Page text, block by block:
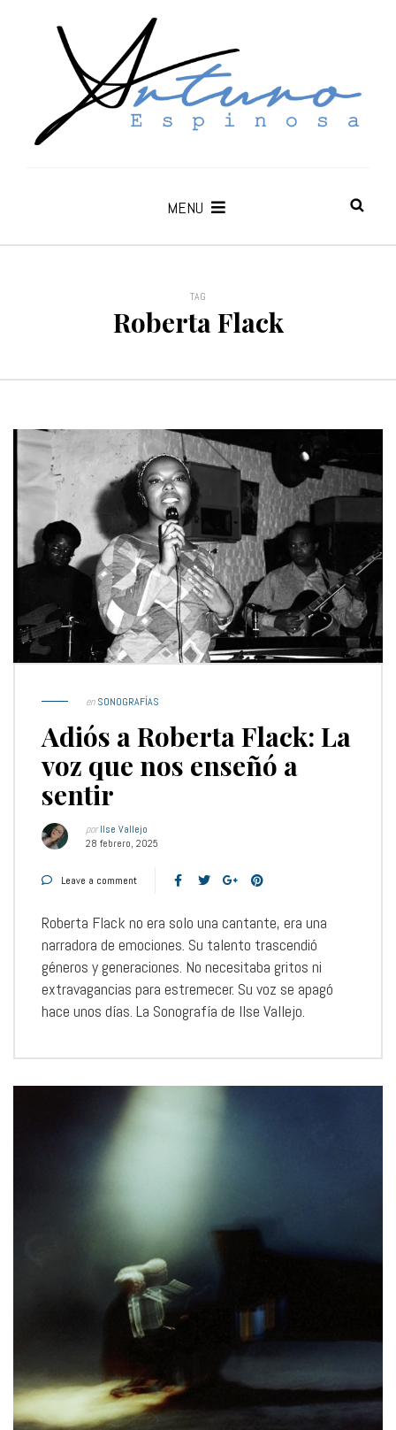
MENU
TAG
Roberta Flack
enSONOGRAFÍAS
Adiós a Roberta Flack: La
voz que nos enseñó a
sentir
porIlse Vallejo
28 febrero, 2025
Leave a comment
Roberta Flack no era solo una cantante, era una
narradora de emociones. Su talento trascendió
géneros y generaciones. No necesitaba gritos ni
extravagancias para estremecer. Su voz se apagó
hace unos días. La Sonografía de Ilse Vallejo.